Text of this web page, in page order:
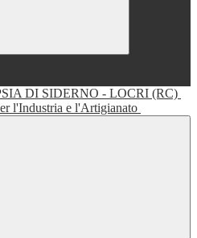
DI SIDERNO - LOCRI (RC)
l'Industria e l'Artigianato